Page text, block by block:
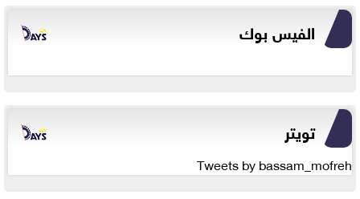
الفيس بوك
تويتر
Tweets by bassam_mofreh